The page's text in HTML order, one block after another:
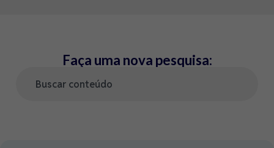
Faça uma nova pesquisa: